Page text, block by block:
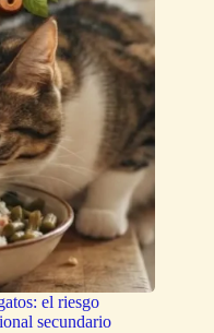
el riesgo
secundario